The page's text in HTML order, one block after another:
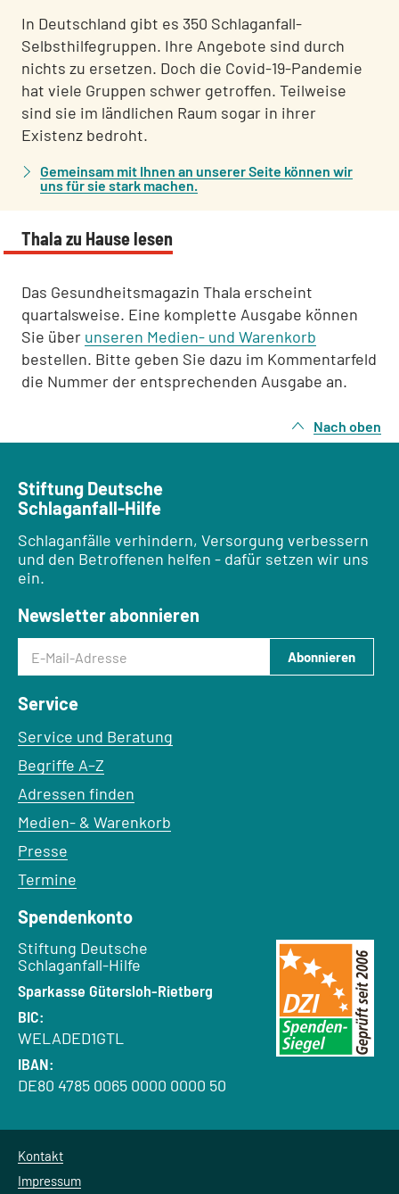
In Deutschland gibt es 350 Schlaganfall-
Selbsthilfegruppen. Ihre Angebote sind durch
nichts zu ersetzen. Doch die Covid-19-Pandemie
hat viele Gruppen schwer getroffen. Teilweise
sind sie im ländlichen Raum sogar in ihrer
Existenz bedroht.
Gemeinsam mit Ihnen an unserer Seite können wir
uns für sie stark machen.
Thala zu Hause lesen
Das Gesundheitsmagazin Thala erscheint
quartalsweise. Eine komplette Ausgabe können
Sie über unseren Medien- und Warenkorb
bestellen. Bitte geben Sie dazu im Kommentarfeld
die Nummer der entsprechenden Ausgabe an.
Nach oben
Stiftung Deutsche
Schlaganfall-Hilfe
Schlaganfälle verhindern, Versorgung verbessern
und den Betroffenen helfen - dafür setzen wir uns
ein.
Newsletter abonnieren
E-Mail-Adresse
Abonnieren
Service
Service und Beratung
Begriffe A–Z
Adressen finden
Medien- & Warenkorb
Presse
Termine
Spendenkonto
Empfänger:
Stiftung Deutsche
Schlaganfall-Hilfe
Bank:
Sparkasse Gütersloh-Rietberg
BIC:
WELADED1GTL
IBAN:
DE80 4785 0065 0000 0000 50
Kontakt
Impressum